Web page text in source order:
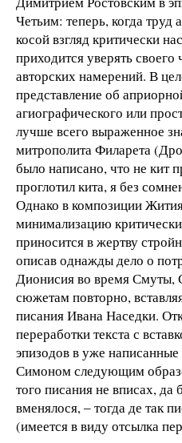
Четьим: теперь, когда труд
косой взгляд критически
приходится уверять своего
авторских намерений. В
представление об
агиографического или
лучше всего выраженное
митрополита Филарета
было написано, что не кит
проглотил кита, я без
Однако в композиции
минимализацию
приносится в жертву
описав однажды дело о
Дионисия во время Смуты,
сюжетам повторно,
писания Ивана Наседки.
переработки текста с
эпизодов в уже
Симоном следующим
того писания не вписах,
вменялося, ‒ тогда де так
(имеется в виду отсылка